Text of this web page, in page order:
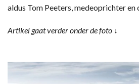
aldus Tom Peeters, medeoprichter en
Artikel gaat verder onder de foto ↓